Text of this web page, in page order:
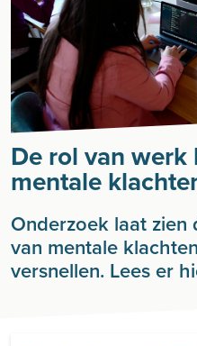
De rol van
mentale
Onderzoek laat
van mentale
versnellen. Lees er